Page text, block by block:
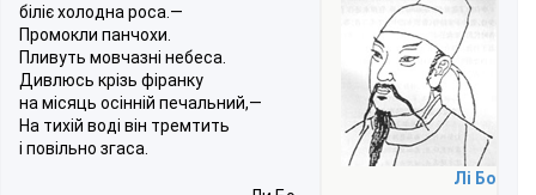
Лі Бо
біліє холодна роса.—
Промокли панчохи.
Пливуть мовчазні небеса.
Дивлюсь крізь фіранку
на місяць осінній печальний,—
На тихій воді він тремтить
і повільно згаса.